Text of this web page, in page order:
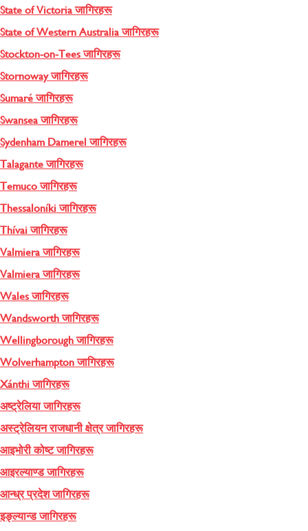
State of Victoria जागिरहरू
State of Western Australia जागिरहरू
Stockton-on-Tees जागिरहरू
Stornoway जागिरहरू
Sumaré जागिरहरू
Swansea जागिरहरू
Sydenham Damerel जागिरहरू
Talagante जागिरहरू
Temuco जागिरहरू
Thessaloníki जागिरहरू
Thívai जागिरहरू
Valmiera जागिरहरू
Valmiera जागिरहरू
Wales जागिरहरू
Wandsworth जागिरहरू
Wellingborough जागिरहरू
Wolverhampton जागिरहरू
Xánthi जागिरहरू
अष्ट्रेलिया जागिरहरू
अस्ट्रेलियन राजधानी क्षेत्र जागिरहरू
आइभोरी कोष्ट जागिरहरू
आइरल्याण्ड जागिरहरू
आन्ध्र प्रदेश जागिरहरू
इङ्ल्यान्ड जागिरहरू